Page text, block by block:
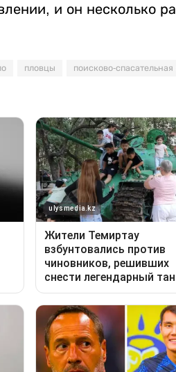
и он несколько
пловцы поисково-